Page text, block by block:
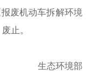
废机动车拆解环境
止。
生态环境部